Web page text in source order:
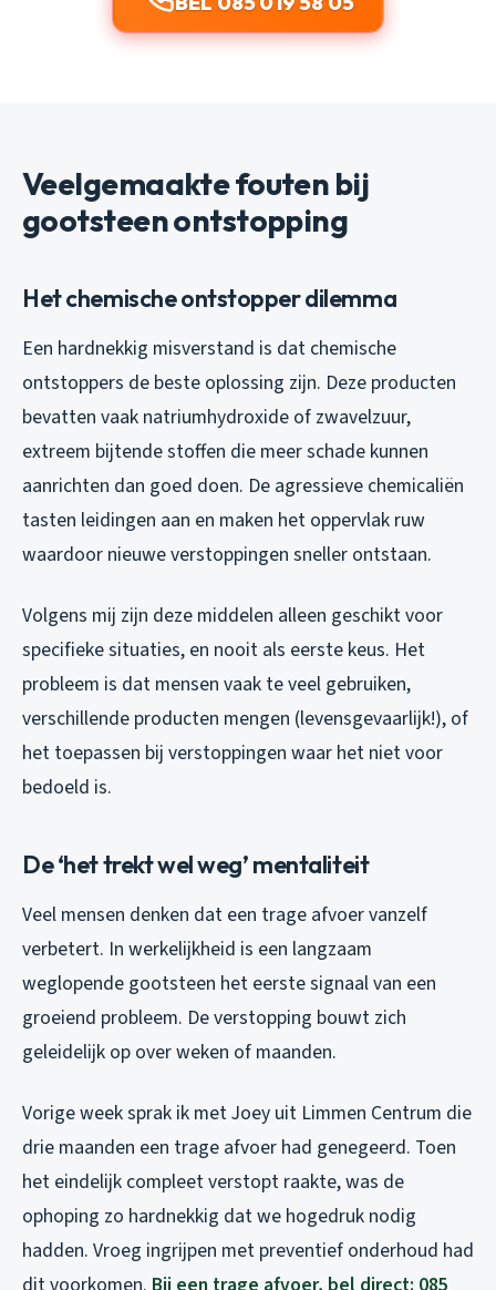
Veelgemaakte fouten bij
gootsteen ontstopping
Het chemische ontstopper dilemma
Een hardnekkig misverstand is dat chemische
ontstoppers de beste oplossing zijn. Deze producten
bevatten vaak natriumhydroxide of zwavelzuur,
extreem bijtende stoffen die meer schade kunnen
aanrichten dan goed doen. De agressieve chemicaliën
tasten leidingen aan en maken het oppervlak ruw
waardoor nieuwe verstoppingen sneller ontstaan.
Volgens mij zijn deze middelen alleen geschikt voor
specifieke situaties, en nooit als eerste keus. Het
probleem is dat mensen vaak te veel gebruiken,
verschillende producten mengen (levensgevaarlijk!), of
het toepassen bij verstoppingen waar het niet voor
bedoeld is.
De ‘het trekt wel weg’ mentaliteit
Veel mensen denken dat een trage afvoer vanzelf
verbetert. In werkelijkheid is een langzaam
weglopende gootsteen het eerste signaal van een
groeiend probleem. De verstopping bouwt zich
geleidelijk op over weken of maanden.
Vorige week sprak ik met Joey uit Limmen Centrum die
drie maanden een trage afvoer had genegeerd. Toen
het eindelijk compleet verstopt raakte, was de
ophoping zo hardnekkig dat we hogedruk nodig
hadden. Vroeg ingrijpen met preventief onderhoud had